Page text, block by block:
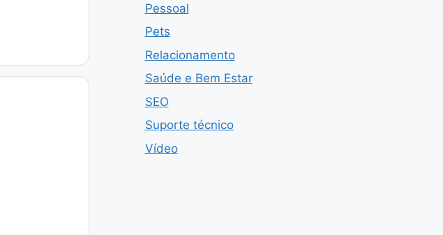
Pessoal
Pets
Relacionamento
Saúde e Bem Estar
SEO
Suporte técnico
Vídeo